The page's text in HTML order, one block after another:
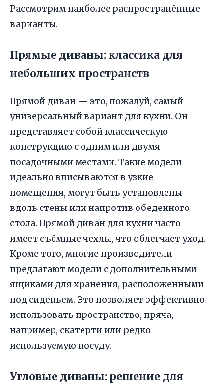
Рассмотрим наиболее распространённые
варианты.
Прямые диваны: классика для
небольших пространств
Прямой диван — это, пожалуй, самый
универсальный вариант для кухни. Он
представляет собой классическую
конструкцию с одним или двумя
посадочными местами. Такие модели
идеально вписываются в узкие
помещения, могут быть установлены
вдоль стены или напротив обеденного
стола. Прямой диван для кухни часто
имеет съёмные чехлы, что облегчает уход.
Кроме того, многие производители
предлагают модели с дополнительными
ящиками для хранения, расположенными
под сиденьем. Это позволяет эффективно
использовать пространство, пряча,
например, скатерти или редко
используемую посуду.
Угловые диваны: решение для